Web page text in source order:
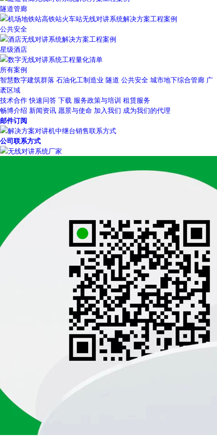
隧道管廊
公共安全
星级酒店
所有案例
智慧数字建筑群落 石油化工制造业 隧道 公共安全 城市地下综合管廊 广
袤区域
技术合作 快速问答 下载 服务政策与培训 租赁服务
畅博介绍 新闻资讯 愿景与使命 加入我们 成为我们的代理
邮件订阅
公司联系方式